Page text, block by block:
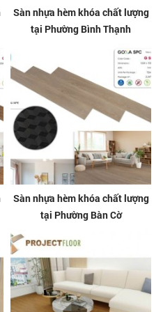
Sàn nhựa hèm khóa chất lượng
tại Phường Bình Thạnh
Sàn nhựa hèm khóa chất lượng
tại Phường Bàn Cờ